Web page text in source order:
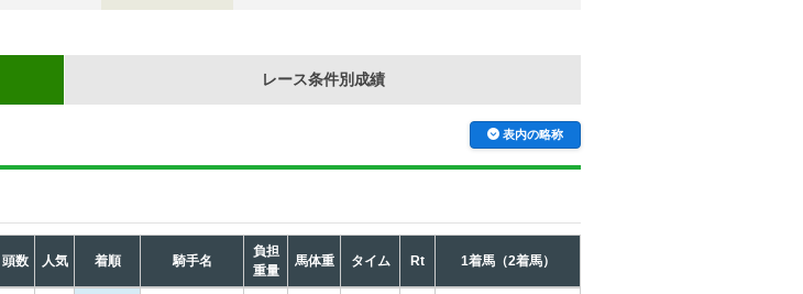
レース条件別成績
表内の略称
頭数 人気 着順 騎手名
負担
重量
馬体重 タイム Rt 1着馬（2着馬）